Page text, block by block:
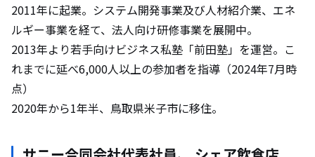
2011年に起業。システム開発事業及び人材紹介業、エネ
ルギー事業を経て、法人向け研修事業を展開中。
2013年より若手向けビジネス私塾「前田塾」を運営。こ
れまでに延べ6,000人以上の参加者を指導（2024年7月時
点）
2020年から1年半、鳥取県米子市に移住。